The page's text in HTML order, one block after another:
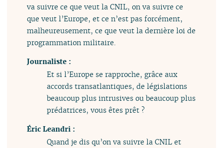
va suivre ce que veut la CNIL, on va suivre ce
que veut l’Europe, et ce n’est pas forcément,
malheureusement, ce que veut la dernière loi de
programmation militaire.
Journaliste :
Et si l’Europe se rapproche, grâce aux
accords transatlantiques, de législations
beaucoup plus intrusives ou beaucoup plus
prédatrices, vous êtes prêt ?
Éric Leandri :
Quand je dis qu’on va suivre la CNIL et